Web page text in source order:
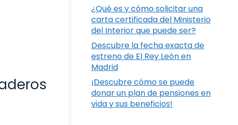
¿Qué es y cómo solicitar una
carta certificada del Ministerio
del Interior que puede ser?
Descubre la fecha exacta de
estreno de El Rey León en
Madrid
¡Descubre cómo se puede
donar un plan de pensiones en
vida y sus beneficios!